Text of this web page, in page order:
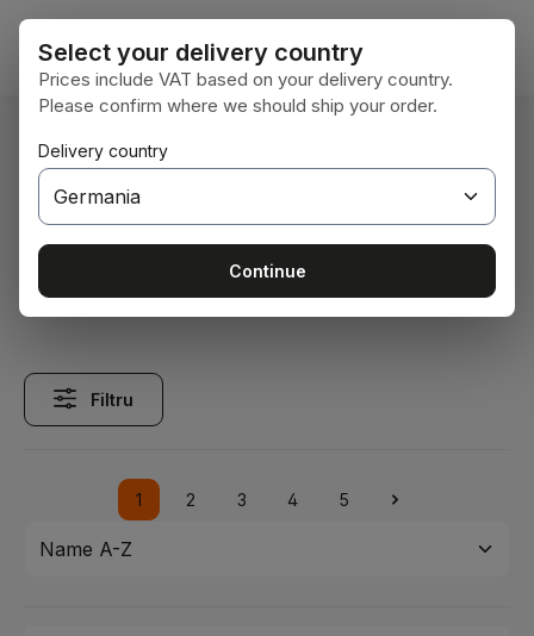
Sari la conținutul principal
Sunteți aici: Acasă
Federzinken
Federzinken
Filtru
Pagina
1
Pagina
2
Pagina
3
Pagina
4
Pagina
5
Select your delivery country
Prices include VAT based on your delivery country.
Please confirm where we should ship your order.
Delivery country
Continue